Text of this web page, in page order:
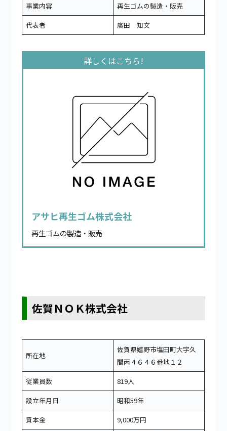
事業内容
再生ゴムの製造・販売
代表者
廣田 知文
アサヒ再生ゴム株式会社
再生ゴムの製造・販売
佐賀ＮＯＫ株式会社
所在地
佐賀県嬉野市塩田町大字久
間丙４６４６番地１２
従業員数
819人
設立年月日
昭和59年
資本金
9,000万円